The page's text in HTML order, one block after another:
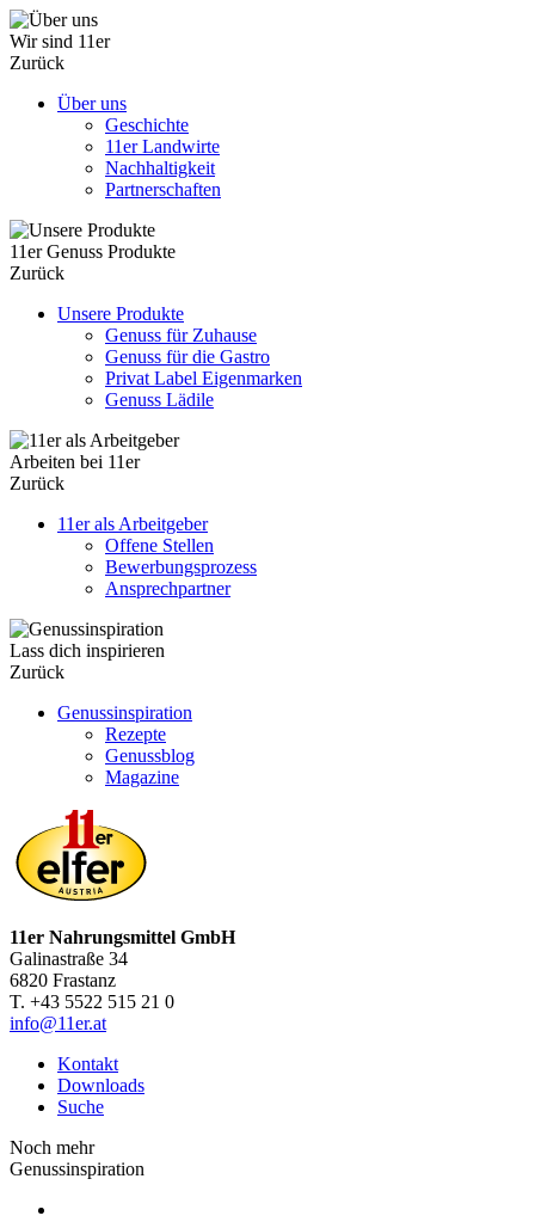
Wir sind 11er
Zurück
Über uns
Geschichte
11er Landwirte
Nachhaltigkeit
Partnerschaften
11er Genuss Produkte
Zurück
Unsere Produkte
Genuss für Zuhause
Genuss für die Gastro
Privat Label Eigenmarken
Genuss Lädile
Arbeiten bei 11er
Zurück
11er als Arbeitgeber
Offene Stellen
Bewerbungsprozess
Ansprechpartner
Lass dich inspirieren
Zurück
Genussinspiration
Rezepte
Genussblog
Magazine
11er Nahrungsmittel GmbH
Galinastraße 34
6820 Frastanz
T. +43 5522 515 21 0
info@11er.at
Kontakt
Downloads
Suche
Noch mehr
Genussinspiration